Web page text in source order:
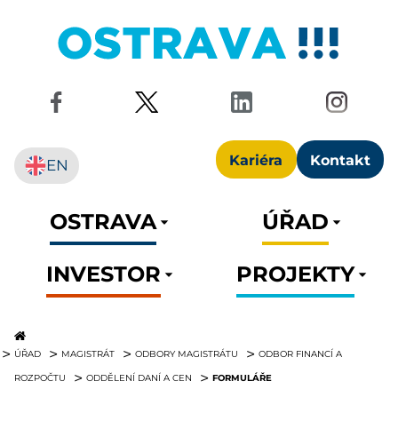
Kariéra Kontakt
EN
OSTRAVA
ÚŘAD
INVESTOR
PROJEKTY
ÚŘAD MAGISTRÁT ODBORY MAGISTRÁTU ODBOR FINANCÍ A
ROZPOČTU ODDĚLENÍ DANÍ A CEN FORMULÁŘE